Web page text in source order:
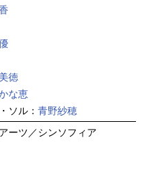
徳
な恵
ソル： 青野紗穂
ーツ／シンソフィア